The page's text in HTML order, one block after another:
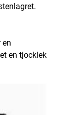
en tjocklek